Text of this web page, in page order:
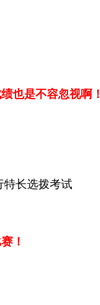
也是不容忽视啊！
长选拨考试
！